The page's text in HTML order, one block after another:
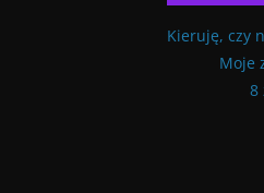
Kieruję, czy
Moje
8